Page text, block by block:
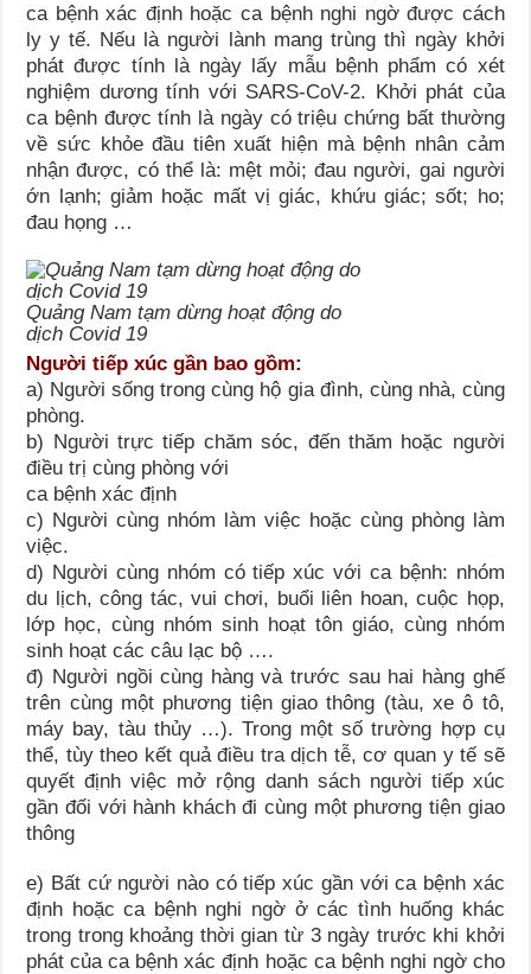
ca bệnh xác định hoặc ca bệnh nghi ngờ được cách
ly y tế. Nếu là người lành mang trùng thì ngày khởi
phát được tính là ngày lấy mẫu bệnh phẩm có xét
nghiệm dương tính với SARS-CoV-2. Khởi phát của
ca bệnh được tính là ngày có triệu chứng bất thường
về sức khỏe đầu tiên xuất hiện mà bệnh nhân cảm
nhận được, có thể là: mệt mỏi; đau người, gai người
ớn lạnh; giảm hoặc mất vị giác, khứu giác; sốt; ho;
đau họng …
Quảng Nam tạm dừng hoạt động do
dịch Covid 19
Người tiếp xúc gần bao gồm:
a) Người sống trong cùng hộ gia đình, cùng nhà, cùng
phòng.
b) Người trực tiếp chăm sóc, đến thăm hoặc người
điều trị cùng phòng với
ca bệnh xác định
c) Người cùng nhóm làm việc hoặc cùng phòng làm
việc.
d) Người cùng nhóm có tiếp xúc với ca bệnh: nhóm
du lịch, công tác, vui chơi, buổi liên hoan, cuộc họp,
lớp học, cùng nhóm sinh hoạt tôn giáo, cùng nhóm
sinh hoạt các câu lạc bộ ….
đ) Người ngồi cùng hàng và trước sau hai hàng ghế
trên cùng một phương tiện giao thông (tàu, xe ô tô,
máy bay, tàu thủy …). Trong một số trường hợp cụ
thể, tùy theo kết quả điều tra dịch tễ, cơ quan y tế sẽ
quyết định việc mở rộng danh sách người tiếp xúc
gần đối với hành khách đi cùng một phương tiện giao
thông
e) Bất cứ người nào có tiếp xúc gần với ca bệnh xác
định hoặc ca bệnh nghi ngờ ở các tình huống khác
trong trong khoảng thời gian từ 3 ngày trước khi khởi
phát của ca bệnh xác định hoặc ca bệnh nghi ngờ cho